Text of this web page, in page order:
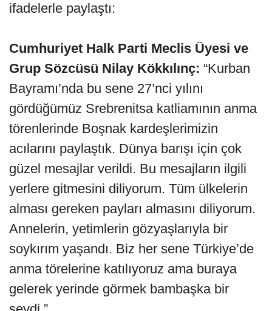
ifadelerle paylaştı:
Cumhuriyet Halk Parti Meclis Üyesi ve
Grup Sözcüsü Nilay Kökkılınç: “Kurban
Bayramı’nda bu sene 27’nci yılını
gördüğümüz Srebrenitsa katliamının anma
törenlerinde Boşnak kardeşlerimizin
acılarını paylaştık. Dünya barışı için çok
güzel mesajlar verildi. Bu mesajların ilgili
yerlere gitmesini diliyorum. Tüm ülkelerin
alması gereken payları almasını diliyorum.
Annelerin, yetimlerin gözyaşlarıyla bir
soykırım yaşandı. Biz her sene Türkiye’de
anma törelerine katılıyoruz ama buraya
gelerek yerinde görmek bambaşka bir